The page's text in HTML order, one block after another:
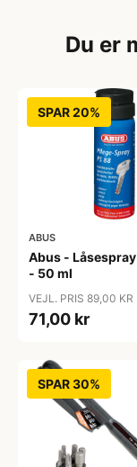
Du er
SPAR 20%
ABUS
Abus - Låsespray
- 50 ml
VEJL. PRIS 89,00 KR
71,00 kr
SPAR 30%